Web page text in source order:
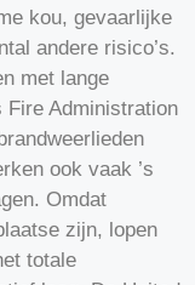
kou, gevaarlijke
andere risico’s.
met lange
Fire Administration
ook vaak ’s
Omdat
zijn, lopen
totale